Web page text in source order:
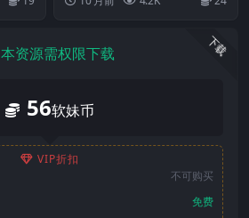
「...
下载
本资源需权限下载
56软妹币
VIP折扣
不可购买
免费